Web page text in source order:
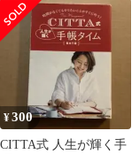
¥300
CITTA式 人生が輝く手